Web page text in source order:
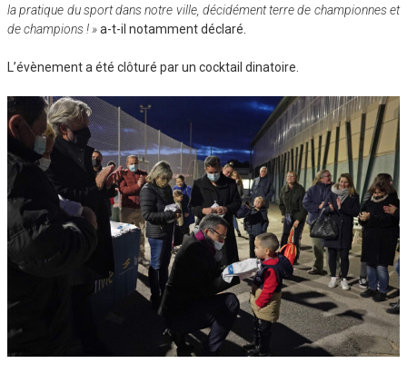
la pratique du sport dans notre ville, décidément terre de championnes et
de champions ! »a-t-il notamment déclaré.
L’évènement a été clôturé par un cocktail dinatoire.